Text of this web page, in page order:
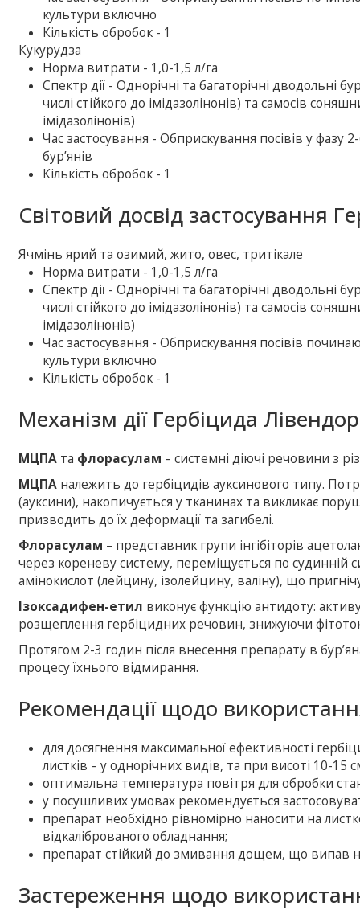
культури включно
Кількість обробок - 1
Кукурудза
Норма витрати - 1,0-1,5 л/га
Спектр дії - Однорічні та багаторічні дводольні
числі стійкого до імідазолінонів) та самосів
імідазолінонів)
Час застосування - Обприскування посівів у фазу
бур’янів
Кількість обробок - 1
Світовий досвід застосування
Ячмінь ярий та озимий, жито, овес, тритікале
Норма витрати - 1,0-1,5 л/га
Спектр дії - Однорічні та багаторічні дводольні
числі стійкого до імідазолінонів) та самосів
імідазолінонів)
Час застосування - Обприскування посівів
культури включно
Кількість обробок - 1
Механізм дії Гербіцида
МЦПА та флорасулам – системні діючі речовини з
МЦПА належить до гербіцидів ауксинового типу.
(ауксини), накопичується у тканинах та викликає
призводить до їх деформації та загибелі.
Флорасулам – представник групи інгібіторів
через кореневу систему, переміщується по судинній
амінокислот (лейцину, ізолейцину, валіну), що
Ізоксадифен-етил виконує функцію антидоту:
розщеплення гербіцидних речовин, знижуючи
Протягом 2-3 годин після внесення препарату в
процесу їхнього відмирання.
Рекомендації щодо
для досягнення максимальної ефективності
листків – у однорічних видів, та при висоті 10-15
оптимальна температура повітря для обробки
у посушливих умовах рекомендується
препарат необхідно рівномірно наносити на
відкаліброваного обладнання;
препарат стійкий до змивання дощем, що випав
Застереження щодо